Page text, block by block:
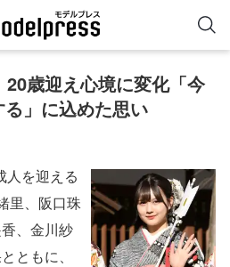
歳迎え心境に変化「今
」に込めた思い
人を迎える
里、阪口珠
、金川紗
ともに、